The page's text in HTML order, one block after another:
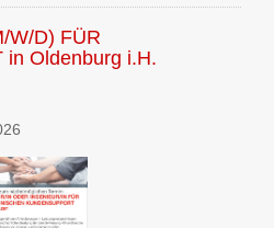
W/D) FÜR
in Oldenburg i.H.